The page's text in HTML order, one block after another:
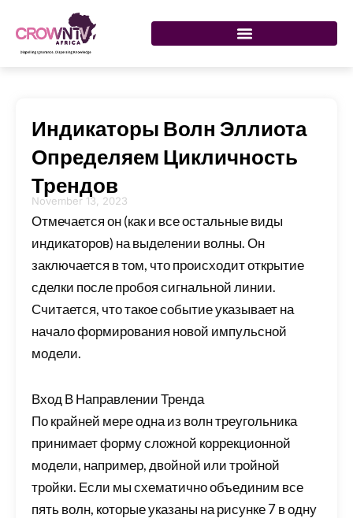
Индикаторы Волн Эллиота
Определяем Цикличность
Трендов
November 13, 2023
Отмечается он (как и все остальные виды
индикаторов) на выделении волны. Он
заключается в том, что происходит открытие
сделки после пробоя сигнальной линии.
Считается, что такое событие указывает на
начало формирования новой импульсной
модели.
Вход В Направлении Тренда
По крайней мере одна из волн треугольника
принимает форму сложной коррекционной
модели, например, двойной или тройной
тройки. Если мы схематично объединим все
пять волн, которые указаны на рисунке 7 в одну